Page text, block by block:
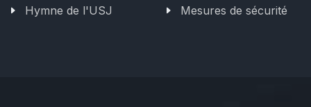
Hymne de l'USJ
Mesures de sécurité